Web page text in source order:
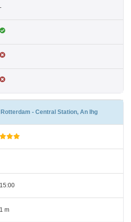
-
- Central Station, An Ihg
15:00
1 m